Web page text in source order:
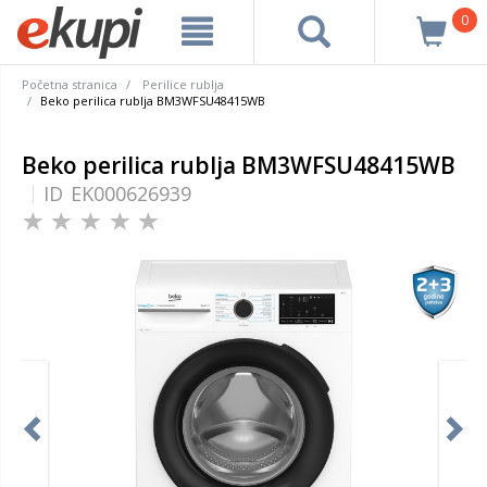
0
Početna stranica
Perilice rublja
Beko perilica rublja BM3WFSU48415WB
Beko perilica rublja BM3WFSU48415WB
ID EK000626939